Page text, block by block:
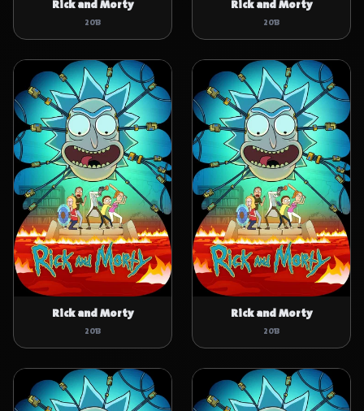
Rick and Morty
2013
Rick and Morty
2013
Rick and Morty
2013
Rick and Morty
2013